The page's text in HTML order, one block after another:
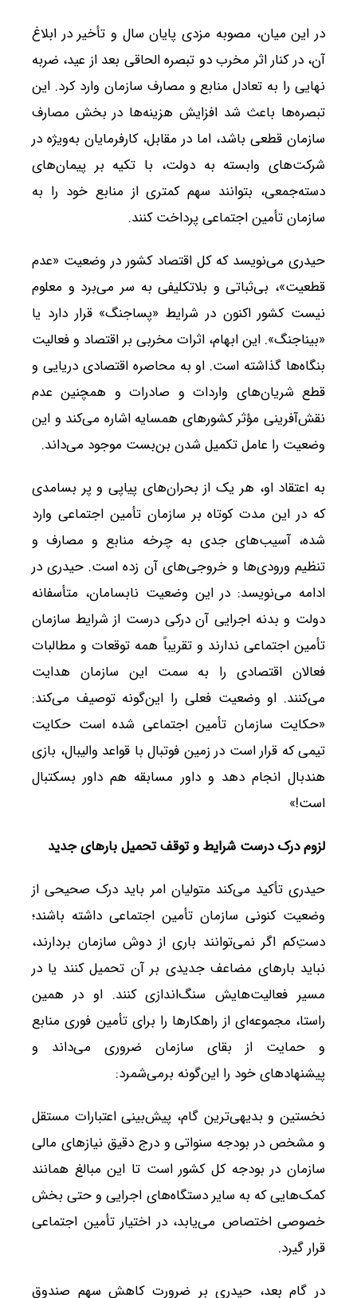
در این میان، مصوبه مزدی پایان سال و تأخیر در ابلاغ
آن، در کنار اثر مخرب دو تبصره الحاقی بعد از عید، ضربه
نهایی را به تعادل منابع و مصارف سازمان وارد کرد. این
تبصره‌ها باعث شد افزایش هزینه‌ها در بخش مصارف
سازمان قطعی باشد، اما در مقابل، کارفرمایان به‌ویژه در
شرکت‌های وابسته به دولت، با تکیه بر پیمان‌های
دسته‌جمعی، بتوانند سهم کمتری از منابع خود را به
سازمان تأمین اجتماعی پرداخت کنند.
حیدری می‌نویسد که کل اقتصاد کشور در وضعیت «عدم
قطعیت»، بی‌ثباتی و بلاتکلیفی به سر می‌برد و معلوم
نیست کشور اکنون در شرایط «پساجنگ» قرار دارد یا
«بیناجنگ». این ابهام، اثرات مخربی بر اقتصاد و فعالیت
بنگاه‌ها گذاشته است. او به محاصره اقتصادی دریایی و
قطع شریان‌های واردات و صادرات و همچنین عدم
نقش‌آفرینی مؤثر کشورهای همسایه اشاره می‌کند و این
وضعیت را عامل تکمیل شدن بن‌بست موجود می‌داند.
به اعتقاد او، هر یک از بحران‌های پیاپی و پر بسامدی
که در این مدت کوتاه بر سازمان تأمین اجتماعی وارد
شده، آسیب‌های جدی به چرخه منابع و مصارف و
تنظیم ورودی‌ها و خروجی‌های آن زده است. حیدری در
ادامه می‌نویسد: در این وضعیت نابسامان، متأسفانه
دولت و بدنه اجرایی آن درکی درست از شرایط سازمان
تأمین اجتماعی ندارند و تقریباً همه توقعات و مطالبات
فعالان اقتصادی را به سمت این سازمان هدایت
می‌کنند. او وضعیت فعلی را این‌گونه توصیف می‌کند:
«حکایت سازمان تأمین اجتماعی شده است حکایت
تیمی که قرار است در زمین فوتبال با قواعد والیبال، بازی
هندبال انجام دهد و داور مسابقه هم داور بسکتبال
است!»
لزوم درک درست شرایط و توقف تحمیل بارهای جدید
حیدری تأکید می‌کند متولیان امر باید درک صحیحی از
وضعیت کنونی سازمان تأمین اجتماعی داشته باشند؛
دستِ‌کم اگر نمی‌توانند باری از دوش سازمان بردارند،
نباید بارهای مضاعف جدیدی بر آن تحمیل کنند یا در
مسیر فعالیت‌هایش سنگ‌اندازی کنند. او در همین
راستا، مجموعه‌ای از راهکارها را برای تأمین فوری منابع
و حمایت از بقای سازمان ضروری می‌داند و
پیشنهادهای خود را این‌گونه برمی‌شمرد:
نخستین و بدیهی‌ترین گام، پیش‌بینی اعتبارات مستقل
و مشخص در بودجه سنواتی و درج دقیق نیازهای مالی
سازمان در بودجه کل کشور است تا این مبالغ همانند
کمک‌هایی که به سایر دستگاه‌های اجرایی و حتی بخش
خصوصی اختصاص می‌یابد، در اختیار تأمین اجتماعی
قرار گیرد.
در گام بعد، حیدری بر ضرورت کاهش سهم صندوق